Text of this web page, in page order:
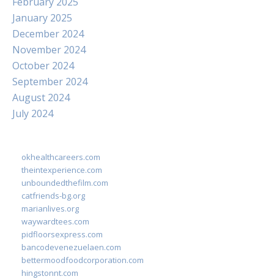
January 2025
December 2024
November 2024
October 2024
September 2024
August 2024
July 2024
okhealthcareers.com
theintexperience.com
unboundedthefilm.com
catfriends-bg.org
marianlives.org
waywardtees.com
pidfloorsexpress.com
bancodevenezuelaen.com
bettermoodfoodcorporation.com
hingstonnt.com